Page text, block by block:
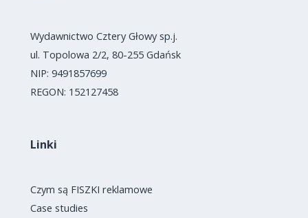
Wydawnictwo Cztery Głowy sp.j.
ul. Topolowa 2/2, 80-255 Gdańsk
NIP: 9491857699
REGON: 152127458
Linki
Czym są FISZKI reklamowe
Case studies